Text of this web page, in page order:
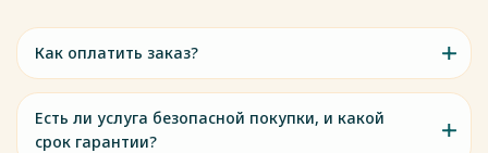
Как оплатить заказ?
Есть ли услуга безопасной покупки, и какой
срок гарантии?